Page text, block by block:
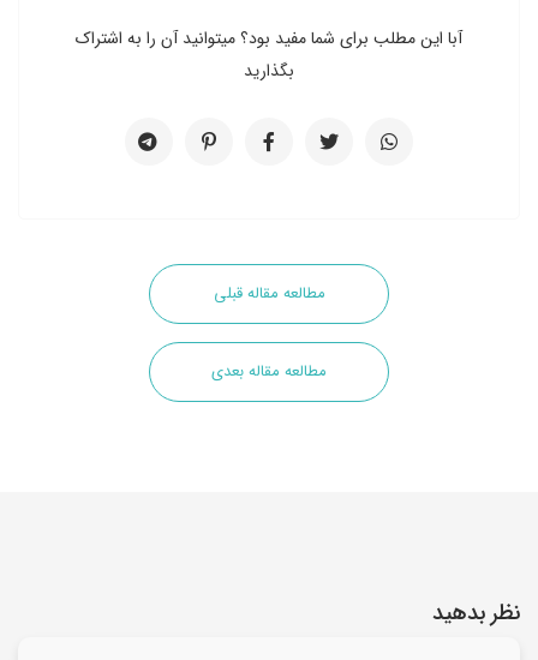
آبا این مطلب برای شما مفید بود؟ میتوانید آن را به اشتراک
بگذارید
مطالعه مقاله قبلی
مطالعه مقاله بعدی
نظر بدهید